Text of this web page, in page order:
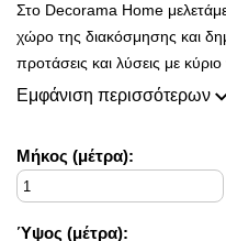
Στο Decorama Home
χώρο της διακόσμησης και
προτάσεις και λύσεις με
ασύγκριτο design,
φρέσκες ιδέες διακόσμησης,
απαιτητικούς!
Στο Decorama Home έχουμε
Εμφάνιση περισσότερων
Mήκος (μέτρα):
Ύψος (μέτρα):